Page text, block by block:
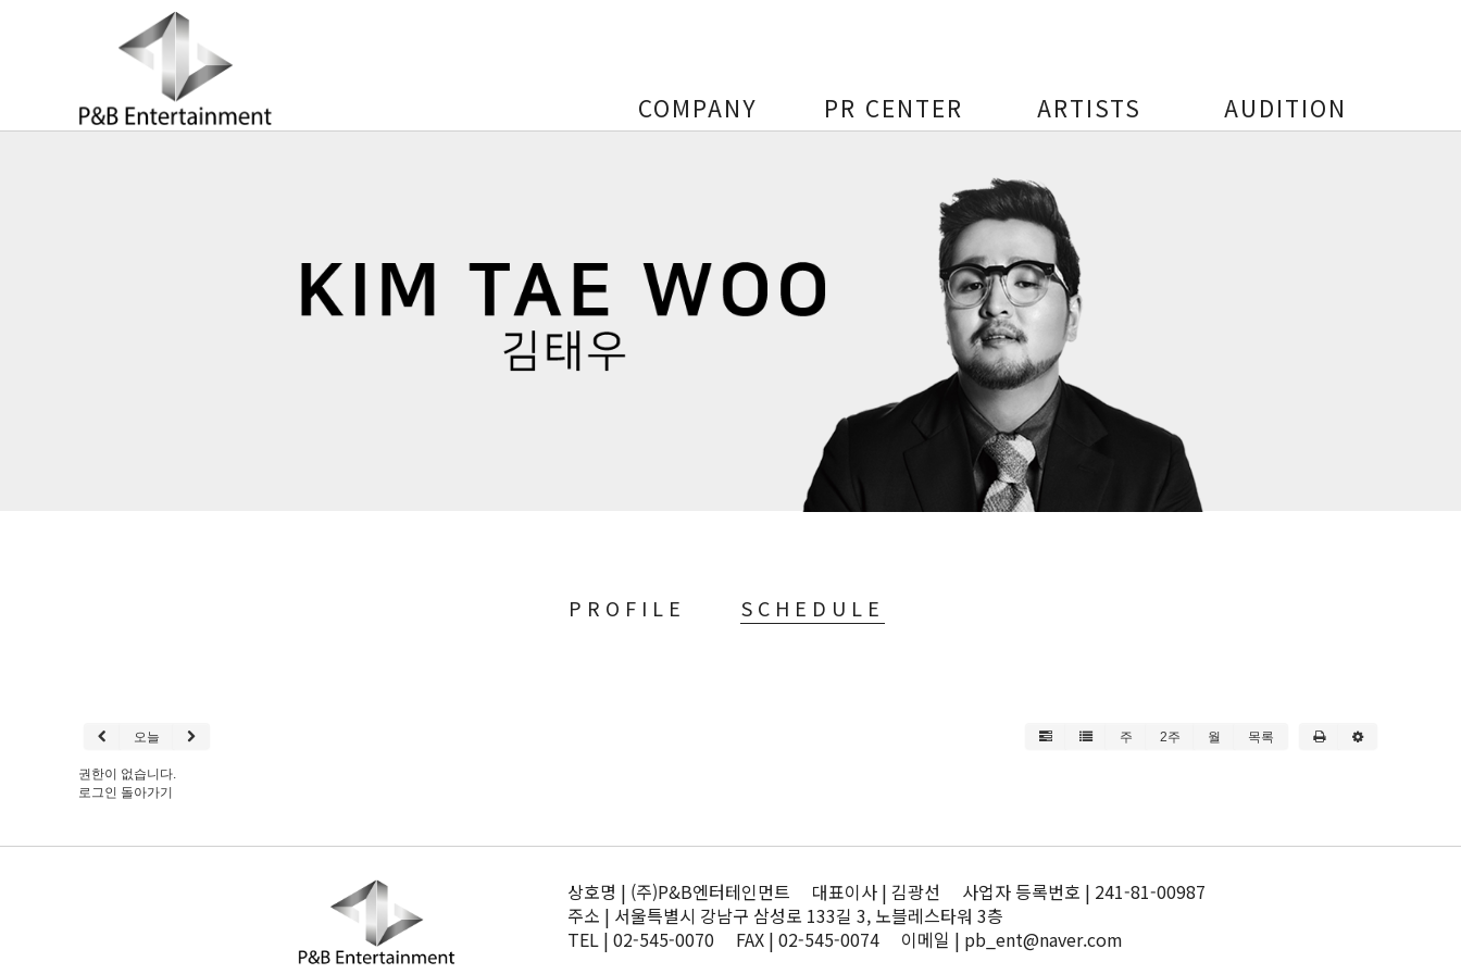
COMPANY PR CENTER ARTISTS AUDITION
PROFILE SCHEDULE
오늘 주 2주 월 목록
권한이 없습니다.
로그인 돌아가기
상호명 | (주)P&B엔터테인먼트 대표이사 | 김광선 사업자 등록번호 | 241-81-00987
주소 | 서울특별시 강남구 삼성로 133길 3, 노블레스타워 3층
TEL | 02-545-0070 FAX | 02-545-0074 이메일 | pb_ent@naver.com